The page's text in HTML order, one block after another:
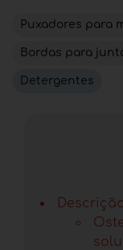
Puxadores para
Bordas para
Detergentes